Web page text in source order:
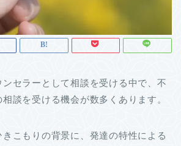
セラーとして相談を受ける中で、不
談を受ける機会が数多くあります。
こもりの背景に、発達の特性による